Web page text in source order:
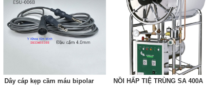
Dây cáp kẹp cầm máu bipolar
NỒI HẤP TIỆ TRÙNG SA 400A